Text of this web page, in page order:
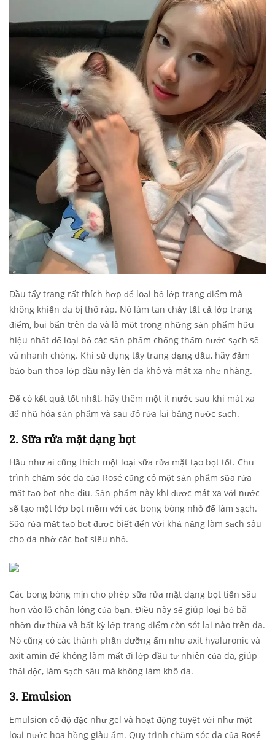
Đầu tẩy trang rất thích hợp để loại bỏ lớp trang điểm mà
không khiến da bị thô ráp. Nó làm tan chảy tất cả lớp trang
điểm, bụi bẩn trên da và là một trong những sản phẩm hữu
hiệu nhất để loại bỏ các sản phẩm chống thấm nước sạch sẽ
và nhanh chóng. Khi sử dụng tẩy trang dạng dầu, hãy đảm
bảo bạn thoa lớp dầu này lên da khô và mát xa nhẹ nhàng.
Để có kết quả tốt nhất, hãy thêm một ít nước sau khi mát xa
để nhũ hóa sản phẩm và sau đó rửa lại bằng nước sạch.
2. Sữa rửa mặt dạng bọt
Hầu như ai cũng thích một loại sữa rửa mặt tạo bọt tốt. Chu
trình chăm sóc da của Rosé cũng có một sản phẩm sữa rửa
mặt tạo bọt nhẹ dịu. Sản phẩm này khi được mát xa với nước
sẽ tạo một lớp bọt mềm với các bong bóng nhỏ để làm sạch.
Sữa rửa mặt tạo bọt được biết đến với khả năng làm sạch sâu
cho da nhờ các bọt siêu nhỏ.
Các bong bóng mịn cho phép sữa rửa mặt dạng bọt tiến sâu
hơn vào lỗ chân lông của bạn. Điều này sẽ giúp loại bỏ bã
nhờn dư thừa và bất kỳ lớp trang điểm còn sót lại nào trên da.
Nó cũng có các thành phần dưỡng ẩm như axit hyaluronic và
axit amin để không làm mất đi lớp dầu tự nhiên của da, giúp
thải độc, làm sạch sâu mà không làm khô da.
3. Emulsion
Emulsion có độ đặc như gel và hoạt động tuyệt vời như một
loại nước hoa hồng giàu ẩm. Quy trình chăm sóc da của Rosé